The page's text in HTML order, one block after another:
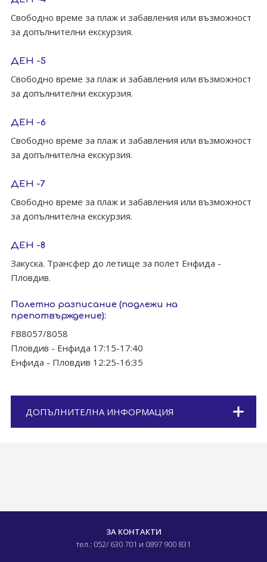
Свободно време за плаж и забавления или възможност
за допълнителни екскурзия.
ДЕН -5
Свободно време за плаж и забавления или възможност
за допълнителни екскурзия.
ДЕН -6
Свободно време за плаж и забавления или възможност
за допълнителна екскурзия.
ДЕН -7
Свободно време за плаж и забавления или възможност
за допълнителна екскурзия.
ДЕН -8
Закуска. Tрансфер до летище за полет Енфида -
Пловдив.
Полетно разписание (подлежи на
препотвърждение):
FB8057/8058
Пловдив - Енфида 17:15-17:40
Енфида - Пловдив 12:25-16:35
ДОПЪЛНИТЕЛНА ИНФОРМАЦИЯ
ЗА КОНТАКТИ
тел.: 052/ 630 701 и 0897 900 831